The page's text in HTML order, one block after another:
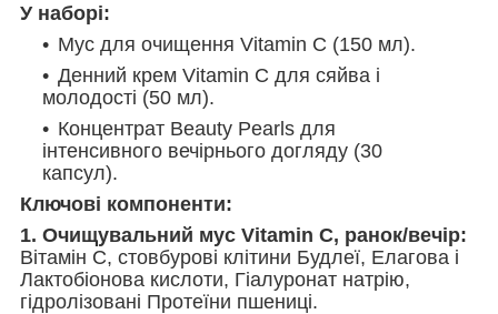
У наборі:
Мус для очищення Vitamin C (150 мл).
Денний крем Vitamin C для сяйва і
молодості (50 мл).
Концентрат Beauty Pearls для
інтенсивного вечірнього догляду (30
капсул).
Ключові компоненти:
1. Очищувальний мус Vitamin C, ранок/вечір:
Вітамін С, стовбурові клітини Будлеї, Елагова і
Лактобіонова кислоти, Гіалуронат натрію,
гідролізовані Протеїни пшениці.